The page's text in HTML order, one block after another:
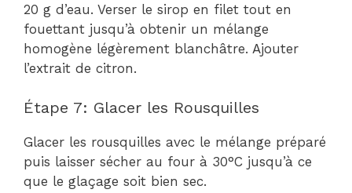
20 g d’eau. Verser le sirop en filet tout en
fouettant jusqu’à obtenir un mélange
homogène légèrement blanchâtre. Ajouter
l’extrait de citron.
Étape 7: Glacer les Rousquilles
Glacer les rousquilles avec le mélange préparé
puis laisser sécher au four à 30°C jusqu’à ce
que le glaçage soit bien sec.